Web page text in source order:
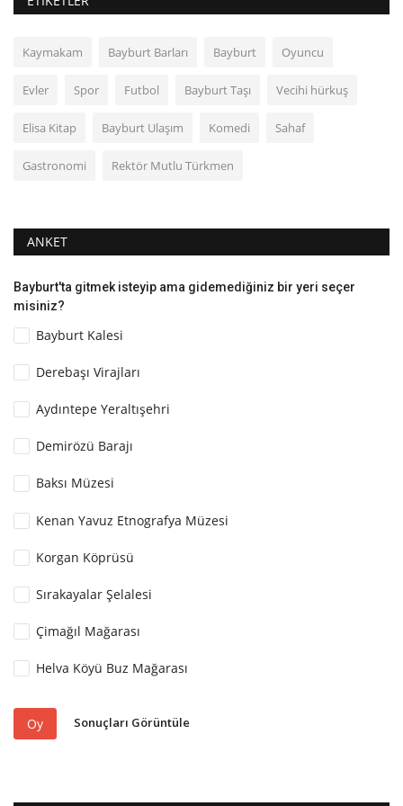
Kaymakam Bayburt Barları Bayburt Oyuncu
Evler Spor Futbol Bayburt Taşı Vecihi hürkuş
Elisa Kitap Bayburt Ulaşım Komedi Sahaf
Gastronomi Rektör Mutlu Türkmen
ANKET
Bayburt'ta gitmek isteyip ama gidemediğiniz bir yeri seçer
misiniz?
Bayburt Kalesi
Derebaşı Virajları
Aydıntepe Yeraltışehri
Demirözü Barajı
Baksı Müzesi
Kenan Yavuz Etnografya Müzesi
Korgan Köprüsü
Sırakayalar Şelalesi
Çimağıl Mağarası
Helva Köyü Buz Mağarası
Oy Sonuçları Görüntüle